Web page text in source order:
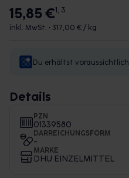
15,85 €1, 3
inkl. MwSt. • 317,00 € / kg
Du erhältst voraussichtlich
Details
PZN
01339580
DARREICHUNGSFORM
-
MARKE
DHU EINZELMITTEL